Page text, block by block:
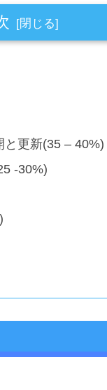
と更新(35 – 40%)
-30%)